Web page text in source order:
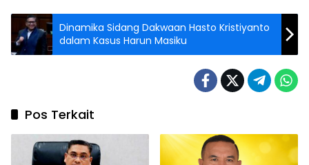
Dinamika Sidang Dakwaan Hasto Kristiyanto
dalam Kasus Harun Masiku
Pos Terkait